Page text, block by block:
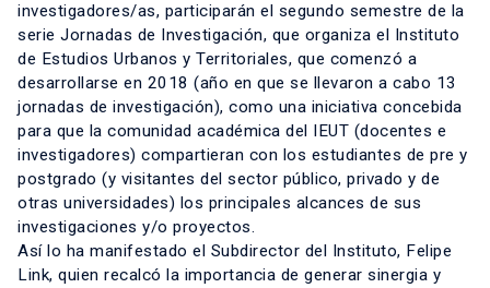
investigadores/as, participarán el segundo semestre de la
serie Jornadas de Investigación, que organiza el Instituto
de Estudios Urbanos y Territoriales, que comenzó a
desarrollarse en 2018 (año en que se llevaron a cabo 13
jornadas de investigación), como una iniciativa concebida
para que la comunidad académica del IEUT (docentes e
investigadores) compartieran con los estudiantes de pre y
postgrado (y visitantes del sector público, privado y de
otras universidades) los principales alcances de sus
investigaciones y/o proyectos.
Así lo ha manifestado el Subdirector del Instituto, Felipe
Link, quien recalcó la importancia de generar sinergia y